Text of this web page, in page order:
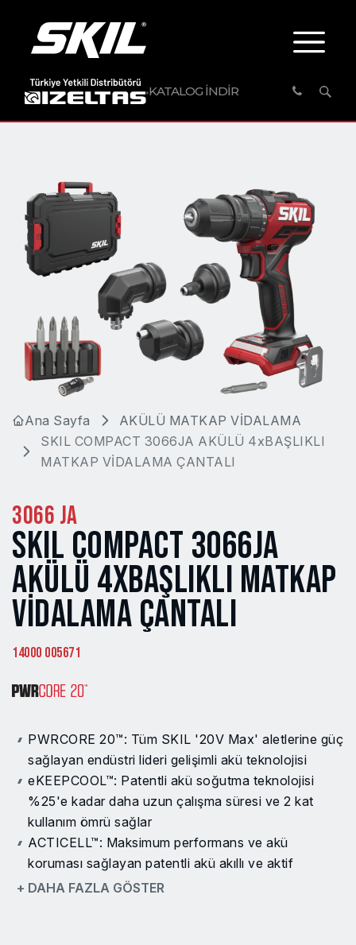
KATALOG İNDİR
Ana Sayfa
AKÜLÜ MATKAP VİDALAMA
SKIL COMPACT 3066JA AKÜLÜ 4xBAŞLIKLI
MATKAP VİDALAMA ÇANTALI
3066 JA
SKIL COMPACT 3066JA
AKÜLÜ 4XBAŞLIKLI MATKAP
VİDALAMA ÇANTALI
14000 005671
PWRCORE 20™: Tüm SKIL '20V Max' aletlerine güç
sağlayan endüstri lideri gelişimli akü teknolojisi
eKEEPCOOL™: Patentli akü soğutma teknolojisi
%25'e kadar daha uzun çalışma süresi ve 2 kat
kullanım ömrü sağlar
ACTICELL™: Maksimum performans ve akü
koruması sağlayan patentli akü akıllı ve aktif
etkileşimi
+ DAHA FAZLA GÖSTER